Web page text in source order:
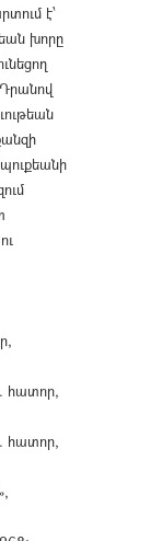
է՝
խորը
հատոր,
հատոր,